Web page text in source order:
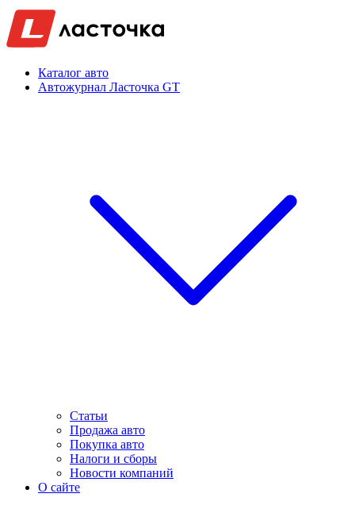
Каталог авто
Автожурнал Ласточка GT
Статьи
Продажа авто
Покупка авто
Налоги и сборы
Новости компаний
О сайте